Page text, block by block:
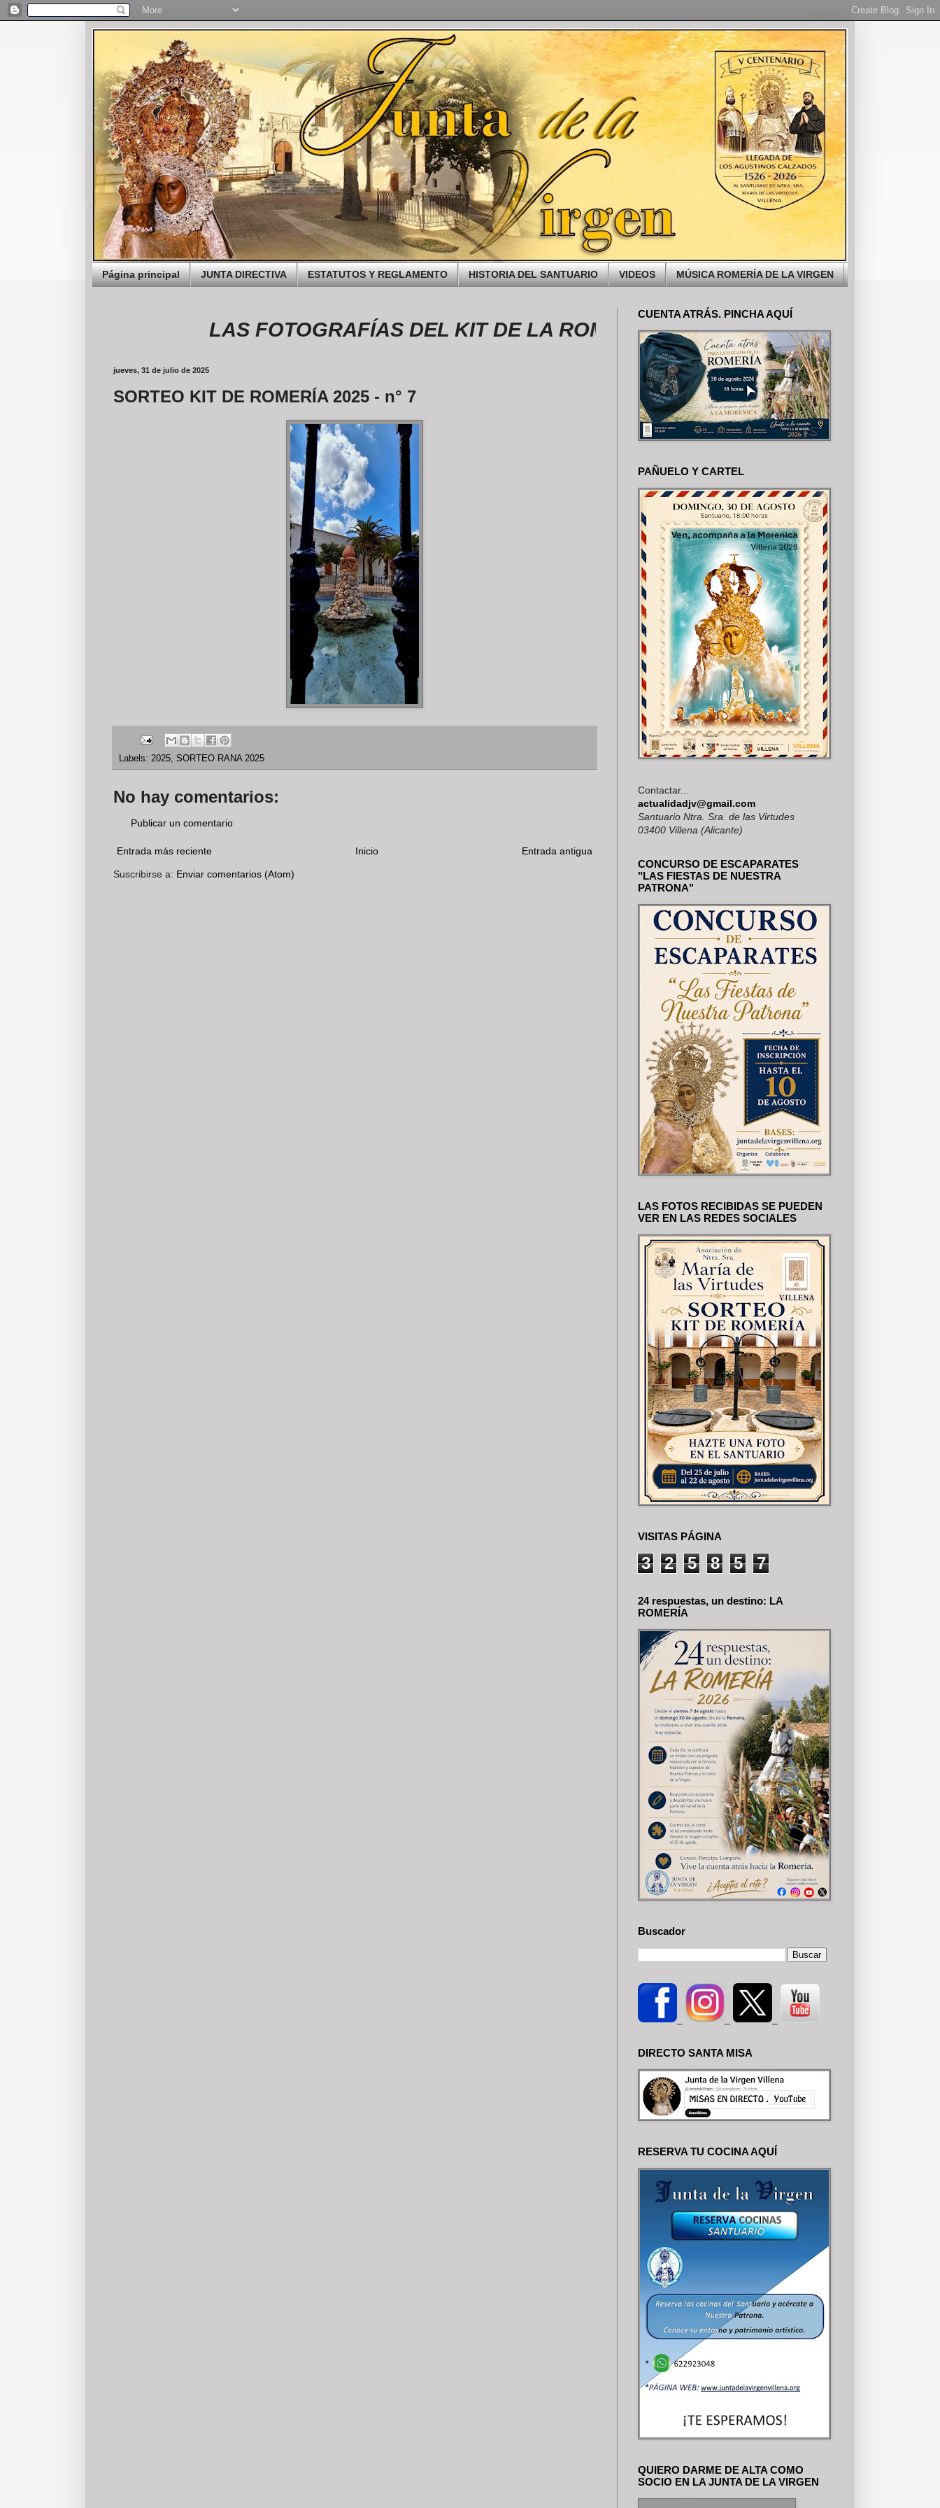
Página principal JUNTA DIRECTIVA ESTATUTOS Y REGLAMENTO HISTORIA DEL SANTUARIO VIDEOS MÚSICA ROMERÍA DE LA VIRGEN
LAS FOTOGRAFÍAS DEL KIT DE LA ROMERÍA, SE PUEDEN VER EN NUESTRAS
jueves, 31 de julio de 2025
SORTEO KIT DE ROMERÍA 2025 - n° 7
Labels: 2025, SORTEO RANA 2025
No hay comentarios:
Publicar un comentario
Entrada más reciente Entrada antigua
Inicio
Suscribirse a: Enviar comentarios (Atom)
CUENTA ATRÁS. PINCHA AQUÍ
PAÑUELO Y CARTEL
Contactar...
actualidadjv@gmail.com
Santuario Ntra. Sra. de las Virtudes
03400 Villena (Alicante)
CONCURSO DE ESCAPARATES
"LAS FIESTAS DE NUESTRA
PATRONA"
LAS FOTOS RECIBIDAS SE PUEDEN
VER EN LAS REDES SOCIALES
VISITAS PÁGINA
3 2 5 8 5 7
24 respuestas, un destino: LA
ROMERÍA
Buscador
DIRECTO SANTA MISA
RESERVA TU COCINA AQUÍ
QUIERO DARME DE ALTA COMO
SOCIO EN LA JUNTA DE LA VIRGEN